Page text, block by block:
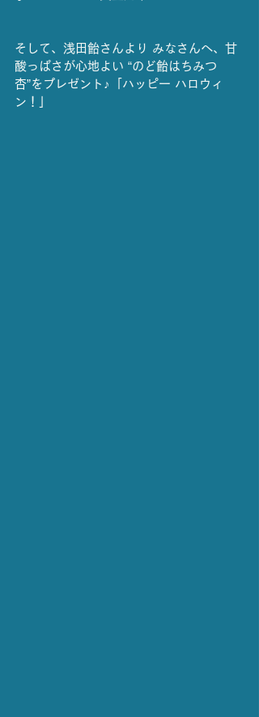
そして、浅田飴さんより みなさんへ、甘
酸っぱさが心地よい “のど飴はちみつ
杏”をプレゼント♪「ハッピー ハロウィ
ン！」